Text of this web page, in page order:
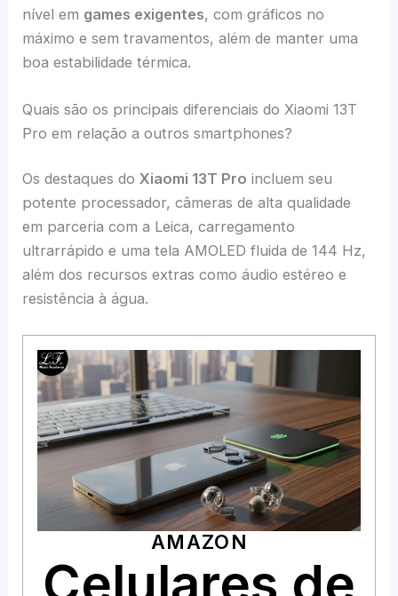
nível em games exigentes, com gráficos no
máximo e sem travamentos, além de manter uma
boa estabilidade térmica.
Quais são os principais diferenciais do Xiaomi 13T
Pro em relação a outros smartphones?
Os destaques doXiaomi 13T Pro incluem seu
potente processador, câmeras de alta qualidade
em parceria com a Leica, carregamento
ultrarrápido e uma tela AMOLED fluida de 144 Hz,
além dos recursos extras como áudio estéreo e
resistência à água.
AMAZON